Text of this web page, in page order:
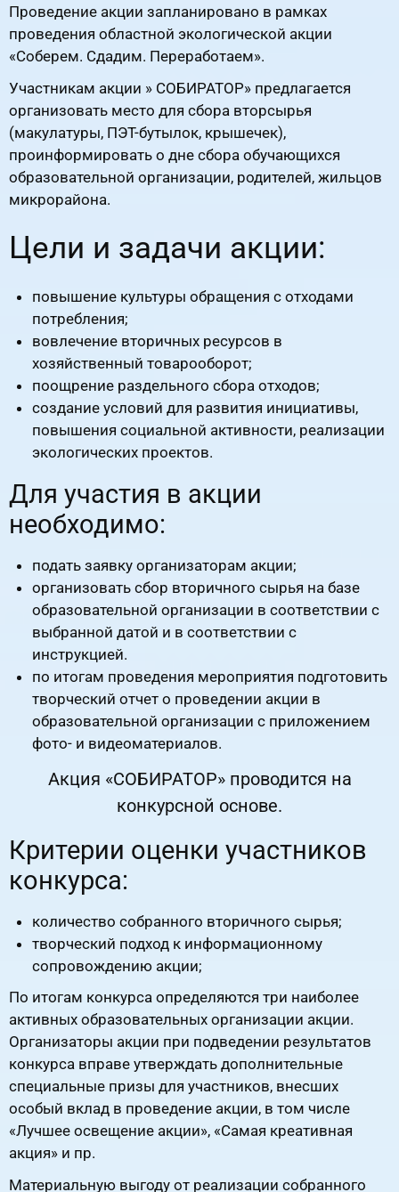
Проведение акции запланировано в рамках
проведения областной экологической акции
«Соберем. Сдадим. Переработаем».
Участникам акции » СОБИРАТОР» предлагается
организовать место для сбора вторсырья
(макулатуры, ПЭТ-бутылок, крышечек),
проинформировать о дне сбора обучающихся
образовательной организации, родителей, жильцов
микрорайона.
Цели и задачи акции:
повышение культуры обращения с отходами
потребления;
вовлечение вторичных ресурсов в
хозяйственный товарооборот;
поощрение раздельного сбора отходов;
создание условий для развития инициативы,
повышения социальной активности, реализации
экологических проектов.
Для участия в акции
необходимо:
подать заявку организаторам акции;
организовать сбор вторичного сырья на базе
образовательной организации в соответствии с
выбранной датой и в соответствии с
инструкцией.
по итогам проведения мероприятия подготовить
творческий отчет о проведении акции в
образовательной организации с приложением
фото- и видеоматериалов.
Акция «СОБИРАТОР» проводится на
конкурсной основе.
Критерии оценки участников
конкурса:
количество собранного вторичного сырья;
творческий подход к информационному
сопровождению акции;
По итогам конкурса определяются три наиболее
активных образовательных организации акции.
Организаторы акции при подведении результатов
конкурса вправе утверждать дополнительные
специальные призы для участников, внесших
особый вклад в проведение акции, в том числе
«Лучшее освещение акции», «Самая креативная
акция» и пр.
Материальную выгоду от реализации собранного